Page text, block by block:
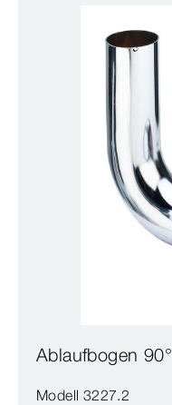
Ablaufbogen 90°
Modell 3227.2